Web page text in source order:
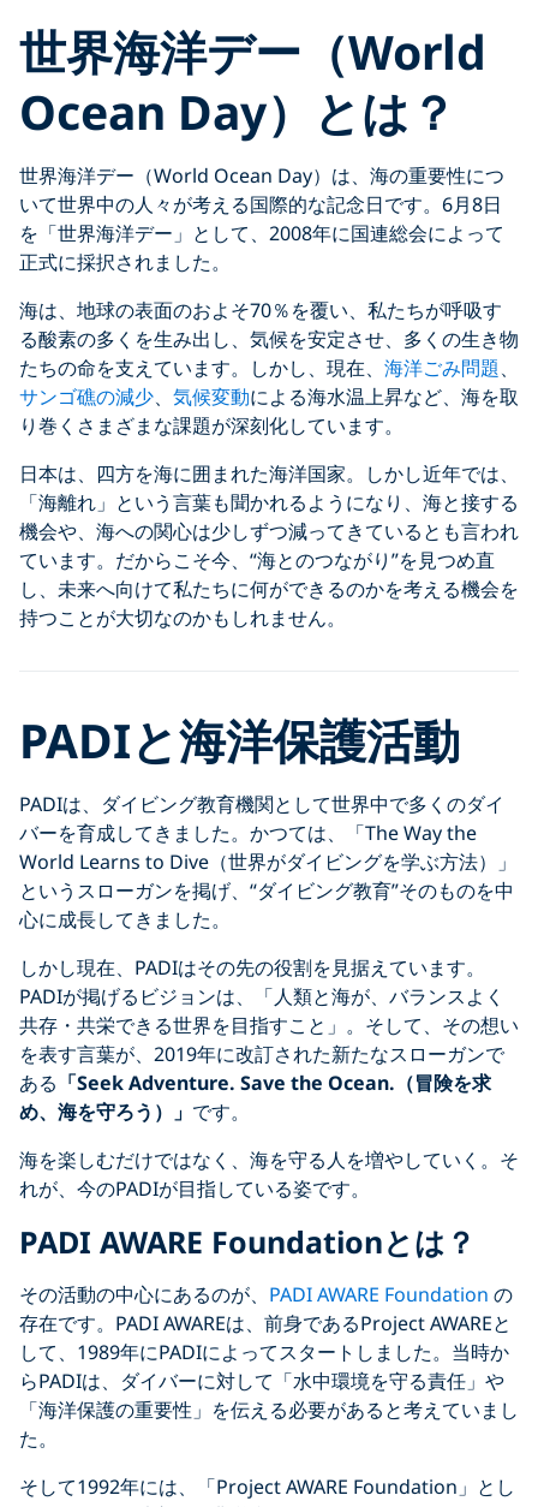
世界海洋デー（World
Ocean Day）とは？
世界海洋デー（World Ocean Day）は、海の重要性につ
いて世界中の人々が考える国際的な記念日です。6月8日
を「世界海洋デー」として、2008年に国連総会によって
正式に採択されました。
海は、地球の表面のおよそ70％を覆い、私たちが呼吸す
る酸素の多くを生み出し、気候を安定させ、多くの生き物
たちの命を支えています。しかし、現在、 海洋ごみ問題、
サンゴ礁の減少、 気候変動による海水温上昇など、海を取
り巻くさまざまな課題が深刻化しています。
日本は、四方を海に囲まれた海洋国家。しかし近年では、
「海離れ」という言葉も聞かれるようになり、海と接する
機会や、海への関心は少しずつ減ってきているとも言われ
ています。だからこそ今、“海とのつながり”を見つめ直
し、未来へ向けて私たちに何ができるのかを考える機会を
持つことが大切なのかもしれません。
PADIと海洋保護活動
PADIは、ダイビング教育機関として世界中で多くのダイ
バーを育成してきました。かつては、「The Way the
World Learns to Dive（世界がダイビングを学ぶ方法）」
というスローガンを掲げ、“ダイビング教育”そのものを中
心に成長してきました。
しかし現在、PADIはその先の役割を見据えています。
PADIが掲げるビジョンは、「人類と海が、バランスよく
共存・共栄できる世界を目指すこと」。そして、その想い
を表す言葉が、2019年に改訂された新たなスローガンで
ある 「Seek Adventure. Save the Ocean.（冒険を求
め、海を守ろう）」 です。
海を楽しむだけではなく、海を守る人を増やしていく。そ
れが、今のPADIが目指している姿です。
PADI AWARE Foundationとは？
その活動の中心にあるのが、 PADI AWARE Foundation の
存在です。PADI AWAREは、前身であるProject AWAREと
して、1989年にPADIによってスタートしました。当時か
らPADIは、ダイバーに対して「水中環境を守る責任」や
「海洋保護の重要性」を伝える必要があると考えていまし
た。
そして1992年には、「Project AWARE Foundation」とし